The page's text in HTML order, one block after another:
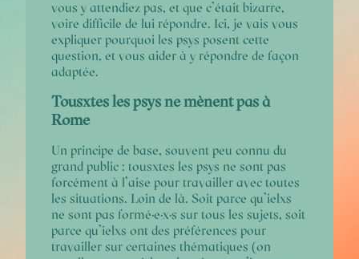
vous y attendiez pas, et que c’était bizarre,
voire difficile de lui répondre. Ici, je vais vous
expliquer pourquoi les psys posent cette
question, et vous aider à y répondre de façon
adaptée.
Tousxtes les psys ne mènent pas à
Rome
Un principe de base, souvent peu connu du
grand public : tousxtes les psys ne sont pas
forcément à l’aise pour travailler avec toutes
les situations. Loin de là. Soit parce qu’ielxs
ne sont pas formé·e·x·s sur tous les sujets, soit
parce qu’ielxs ont des préférences pour
travailler sur certaines thématiques (on